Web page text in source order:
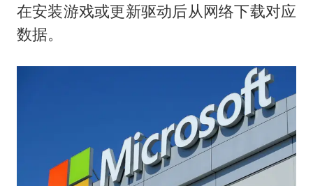
在安装游戏或更新驱动后从网络下载对应
数据。